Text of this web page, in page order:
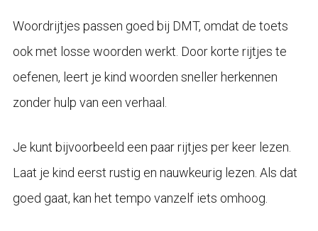
Woordrijtjes passen goed bij DMT, omdat de toets
ook met losse woorden werkt. Door korte rijtjes te
oefenen, leert je kind woorden sneller herkennen
zonder hulp van een verhaal.
Je kunt bijvoorbeeld een paar rijtjes per keer lezen.
Laat je kind eerst rustig en nauwkeurig lezen. Als dat
goed gaat, kan het tempo vanzelf iets omhoog.